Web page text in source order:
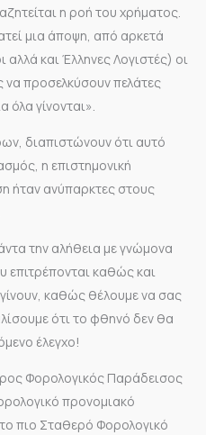
η ροή του χρήματος.
μια άποψη, από αρκετά
και Έλληνες Λογιστές) οι
προσελκύσουν πελάτες
όλα γίνονται».
διαπιστώνουν ότι αυτό
η επιστημονική
ήταν ανύπαρκτες στους
την αλήθεια με γνώμονα
επιτρέπονται καθώς και
καθώς θέλουμε να σας
ότι το φθηνό δεν θα
έλεγχο!
Φορολογικός Παράδεισος
προνομιακό
πιο Σταθερό Φορολογικό